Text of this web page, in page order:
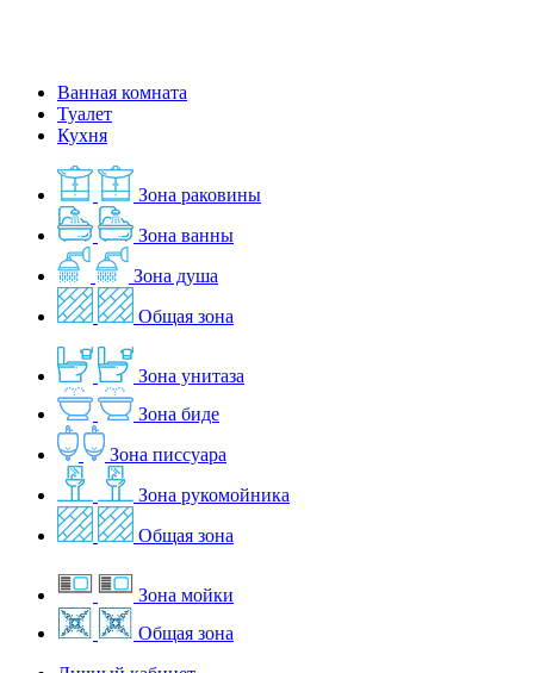
Ванная комната
Туалет
Кухня
Зона раковины
Зона ванны
Зона душа
Общая зона
Зона унитаза
Зона биде
Зона писсуара
Зона рукомойника
Общая зона
Зона мойки
Общая зона